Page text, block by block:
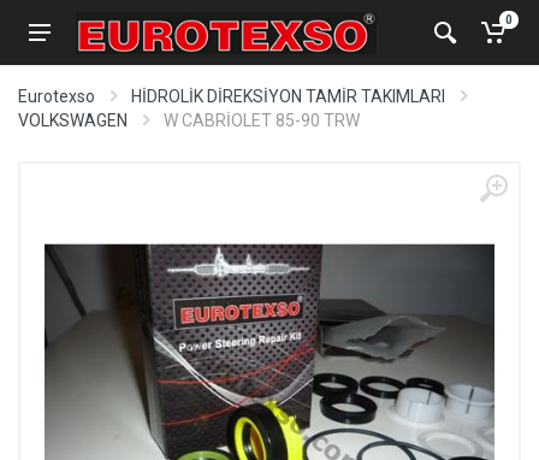
0
Eurotexso
HİDROLİK DİREKSİYON TAMİR TAKIMLARI
VOLKSWAGEN
W CABRİOLET 85-90 TRW